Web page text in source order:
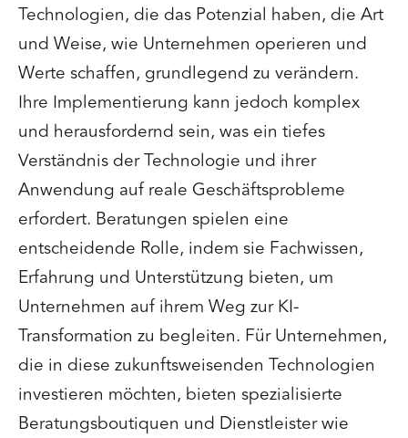
Technologien, die das Potenzial haben, die Art
und Weise, wie Unternehmen operieren und
Werte schaffen, grundlegend zu verändern.
Ihre Implementierung kann jedoch komplex
und herausfordernd sein, was ein tiefes
Verständnis der Technologie und ihrer
Anwendung auf reale Geschäftsprobleme
erfordert. Beratungen spielen eine
entscheidende Rolle, indem sie Fachwissen,
Erfahrung und Unterstützung bieten, um
Unternehmen auf ihrem Weg zur KI-
Transformation zu begleiten. Für Unternehmen,
die in diese zukunftsweisenden Technologien
investieren möchten, bieten spezialisierte
Beratungsboutiquen und Dienstleister wie